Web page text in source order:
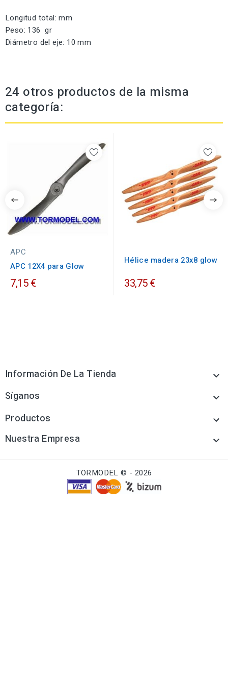
Longitud total: mm
Peso: 136 gr
Diámetro del eje: 10 mm
24 otros productos de la misma
categoría:
APC
APC 12X4 para Glow
7,15 €
Hélice madera 23x8 glow
33,75 €
Información De La Tienda 
Síganos 
Productos 
Nuestra Empresa 
TORMODEL © - 2026